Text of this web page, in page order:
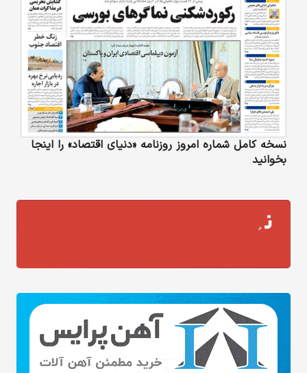
نسخه کامل شماره امروز روزنامه «دنیای‌ اقتصاد» را اینجا
بخوانید